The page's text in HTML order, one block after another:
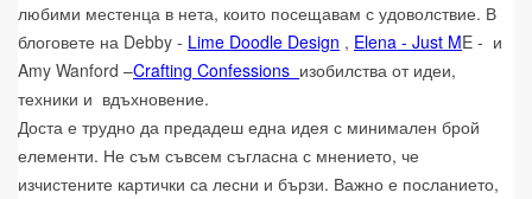
любими местенца в нета, които посещавам с удоволствие. В
блоговете на Debby - Lime Doodle Design , Elena - Just ME - и
Amy Wanford –Crafting Confessions изобилства от идеи,
техники и вдъхновение.
Доста е трудно да предадеш една идея с минимален брой
елементи. Не съм съвсем съгласна с мнението, че
изчистените картички са лесни и бързи. Важно е посланието,